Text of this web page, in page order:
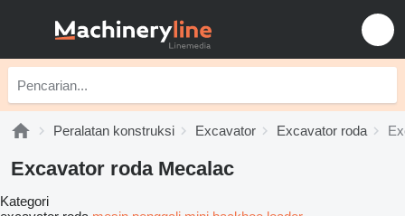
Peralatan konstruksi Excavator Excavator roda
Excavator roda Mecalac
Kategori